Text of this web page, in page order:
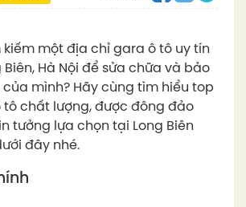
kiếm một địa chỉ gara ô tô uy tín
Hà Nội để sửa chữa và bảo
mình? Hãy cùng tìm hiểu top
tô chất lượng, được đông đảo
tưởng lựa chọn tại Long Biên
đây nhé.